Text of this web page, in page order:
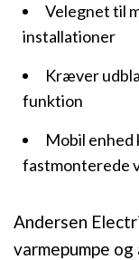
Andersen
varmepumpe
Velegnet til
installationer
Kræver
funktion
Mobil
fastmonterede